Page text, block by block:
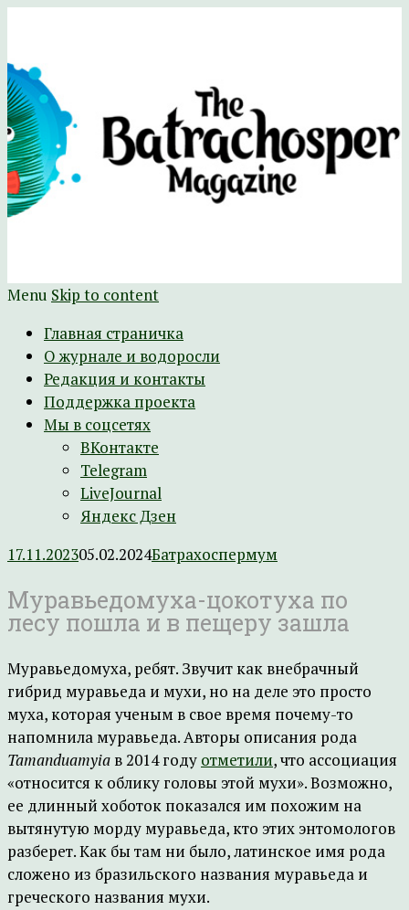
The Batrachospermum Magazine
Батрахоспермум (официальный сайт)
Menu Skip to content
Главная страничка
О журнале и водоросли
Редакция и контакты
Поддержка проекта
Мы в соцсетях
ВКонтакте
Telegram
LiveJournal
Яндекс Дзен
17.11.202305.02.2024Батрахоспермум
Муравьедомуха-цокотуха по
лесу пошла и в пещеру зашла
Муравьедомуха, ребят. Звучит как внебрачный
гибрид муравьеда и мухи, но на деле это просто
муха, которая ученым в свое время почему-то
напомнила муравьеда. Авторы описания рода
Tamanduamyia в 2014 году отметили, что ассоциация
«относится к облику головы этой мухи». Возможно,
ее длинный хоботок показался им похожим на
вытянутую морду муравьеда, кто этих энтомологов
разберет. Как бы там ни было, латинское имя рода
сложено из бразильского названия муравьеда и
греческого названия мухи.